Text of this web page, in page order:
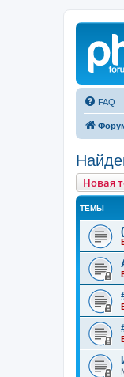
FAQ
Новая
ТЕМЫ